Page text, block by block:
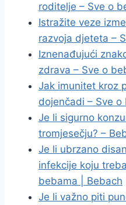
roditelje – Sve o
Istražite veze
razvoja djeteta –
Iznenađujući
zdrava – Sve o
Jak imunitet kroz
dojenčadi – Sve
Je li sigurno
tromjesečju? –
Je li ubrzano
infekcije koju
bebama | Bebach
Je li važno piti